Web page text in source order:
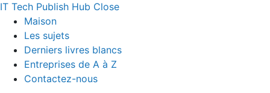
IT Tech Publish Hub Close
Maison
Les sujets
Derniers livres blancs
Entreprises de A à Z
Contactez-nous